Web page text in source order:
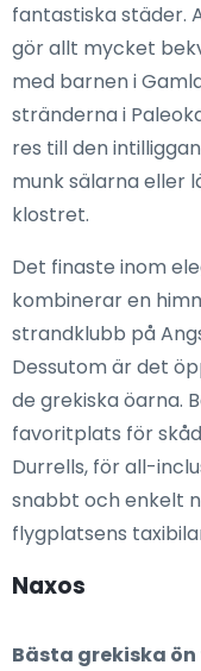
fantastiska städer.
gör allt mycket
med barnen i
stränderna i
res till den
munk sälarna eller
klostret.
Det finaste inom
kombinerar en
strandklubb på
Dessutom är det
de grekiska öarna.
favoritplats för
Durrells, för all-
snabbt och enkelt
flygplatsens
Naxos
Bästa grekiska ön